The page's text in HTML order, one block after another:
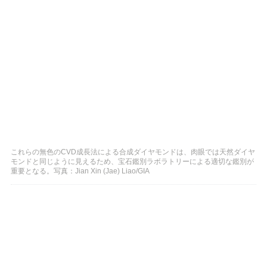
これらの無色のCVD成長法による合成ダイヤモンドは、肉眼では天然ダイヤ
モンドと同じように見えるため、宝石鑑別ラボラトリーによる適切な鑑別が
重要となる。写真：Jian Xin (Jae) Liao/GIA